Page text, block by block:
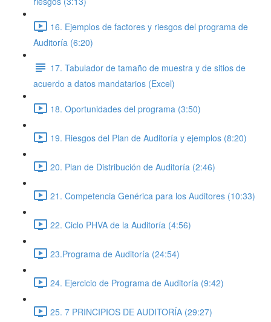
16. Ejemplos de factores y riesgos del programa de
Auditoría (6:20)
17. Tabulador de tamaño de muestra y de sitios de
acuerdo a datos mandatarios (Excel)
18. Oportunidades del programa (3:50)
19. Riesgos del Plan de Auditoría y ejemplos (8:20)
20. Plan de Distribución de Auditoría (2:46)
21. Competencia Genérica para los Auditores (10:33)
22. Ciclo PHVA de la Auditoría (4:56)
23.Programa de Auditoría (24:54)
24. Ejercicio de Programa de Auditoría (9:42)
25. 7 PRINCIPIOS DE AUDITORÍA (29:27)